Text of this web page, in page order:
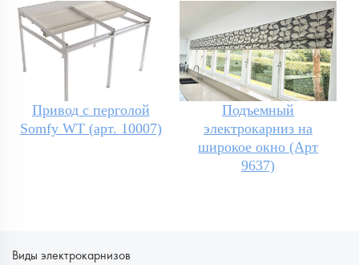
Привод с перголой
Somfy WT (арт. 10007)
Подъемный
электрокарниз на
широкое окно (Арт
9637)
Виды электрокарнизов